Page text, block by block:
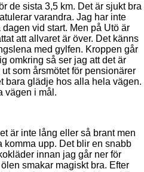
de sista 3,5 km. Det är sjukt bra
varandra. Jag har inte
vid start. Men på Utö är
att allvaret är över. Det känns
med gylfen. Kroppen går
omkring så ser jag att det är
som årsmötet för pensionärer
bara glädje hos alla hela vägen.
vägen i mål.
är inte lång eller så brant men
komma upp. Det blir en snabb
innan jag går ner för
smakar magiskt bra. Efter